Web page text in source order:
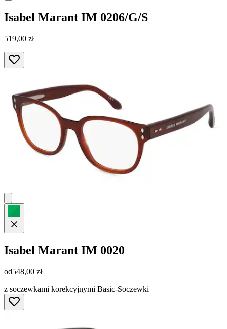
Isabel Marant IM 0206/G/S
519,00 zł
Isabel Marant IM 0020
od548,00 zł
z soczewkami korekcyjnymi Basic-Soczewki